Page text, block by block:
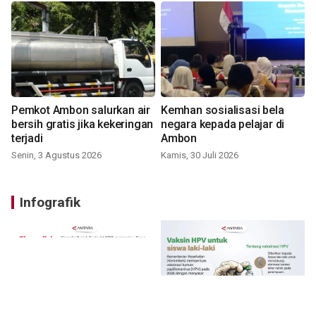
Pemkot Ambon salurkan air
bersih gratis jika kekeringan
terjadi
Senin, 3 Agustus 2026
Kemhan sosialisasi bela
negara kepada pelajar di
Ambon
Kamis, 30 Juli 2026
Infografik